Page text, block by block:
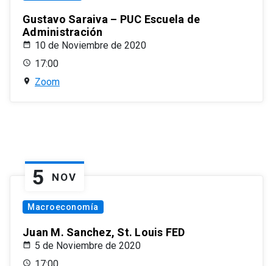
Gustavo Saraiva – PUC Escuela de
Administración
10 de Noviembre de 2020
17:00
Zoom
5 NOV
Macroeconomía
Juan M. Sanchez, St. Louis FED
5 de Noviembre de 2020